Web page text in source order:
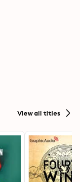
View all titles